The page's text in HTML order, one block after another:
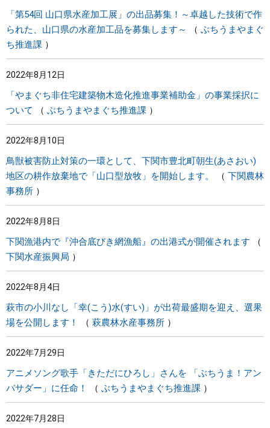
「第54回 山口県水産加工展」の出品募集！～卓越した技術で作
られた、山口県の水産加工品を募集します～
ぶちうまやまぐ
ち推進課
2022年8月12日
「やまぐち非住宅建築物木造化推進事業補助金」の事業採択に
ついて
ぶちうまやまぐち推進課
2022年8月10日
鳥獣被害防止対策の一環として、下関市豊北町朝生(あさおい)
地区の耕作放棄地で「山口型放牧」を開始します。
下関農林
事務所
2022年8月8日
下関漁港内で『沖合底びき網漁船』の出港式が開催されます
下関水産振興局
2022年8月4日
萩市の小川なし「幸(こう)水(すい)」が出荷最盛期を迎え、選果
場を公開します！
萩農林水産事務所
2022年7月29日
アニメソング歌手「きただにひろし」さんを 「ぶちうま！アン
バサダー」に任命！
ぶちうまやまぐち推進課
2022年7月28日